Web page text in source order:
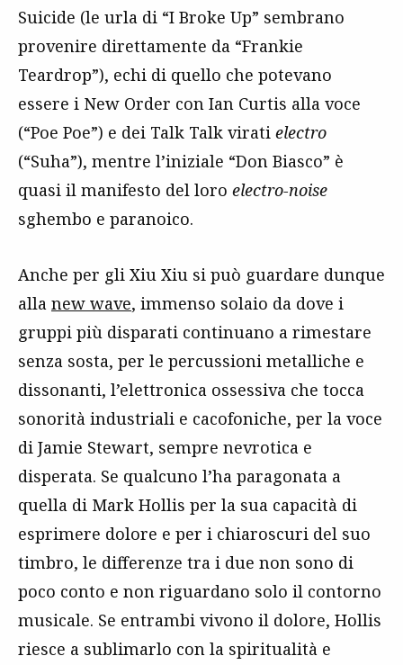
Suicide (le urla di “I Broke Up” sembrano
provenire direttamente da “Frankie
Teardrop”), echi di quello che potevano
essere i New Order con Ian Curtis alla voce
(“Poe Poe”) e dei Talk Talk virati electro
(“Suha”), mentre l’iniziale “Don Biasco” è
quasi il manifesto del loro electro-noise
sghembo e paranoico.
Anche per gli Xiu Xiu si può guardare dunque
alla new wave, immenso solaio da dove i
gruppi più disparati continuano a rimestare
senza sosta, per le percussioni metalliche e
dissonanti, l’elettronica ossessiva che tocca
sonorità industriali e cacofoniche, per la voce
di Jamie Stewart, sempre nevrotica e
disperata. Se qualcuno l’ha paragonata a
quella di Mark Hollis per la sua capacità di
esprimere dolore e per i chiaroscuri del suo
timbro, le differenze tra i due non sono di
poco conto e non riguardano solo il contorno
musicale. Se entrambi vivono il dolore, Hollis
riesce a sublimarlo con la spiritualità e